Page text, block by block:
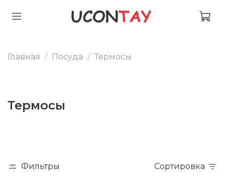
Главная Посуда Термосы
Термосы
Фильтры Сортировка